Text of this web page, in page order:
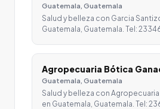
Guatemala, Guatemala
Salud y belleza con Garcia
Guatemala, Guatemala. Tel:
Agropecuaria Bótica
Guatemala, Guatemala
Salud y belleza con
en Guatemala, Guatemala. Tel: